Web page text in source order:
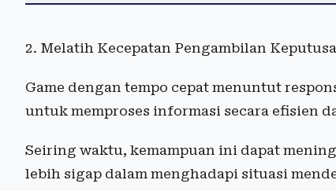
2. Melatih Kecepatan Pengambilan
Game dengan tempo cepat menuntut
untuk memproses informasi secara efisien
Seiring waktu, kemampuan ini dapat
lebih sigap dalam menghadapi situasi